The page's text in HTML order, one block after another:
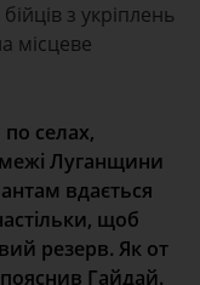
з укріплень
місцеве
селах,
Луганщини
вдається
щоб
резерв. Як от
Гайдай.